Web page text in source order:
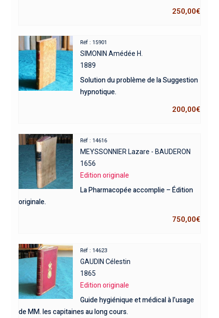
250,00€
Réf : 15901
SIMONIN Amédée H.
1889
Solution du problème de la Suggestion
hypnotique.
200,00€
Réf : 14616
MEYSSONNIER Lazare - BAUDERON
1656
Edition originale
La Pharmacopée accomplie – Édition
originale.
750,00€
Réf : 14623
GAUDIN Célestin
1865
Edition originale
Guide hygiénique et médical à l’usage
de MM. les capitaines au long cours.